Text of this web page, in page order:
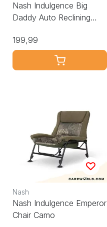
Nash Indulgence Big
Daddy Auto Reclining
199,99
Nash
Nash Indulgence Emperor
Chair Camo